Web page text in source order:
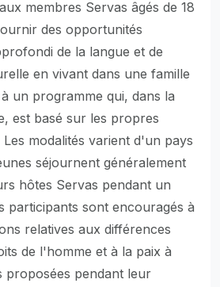
membres Servas âgés de 18
des opportunités
de la langue et de
en vivant dans une famille
un programme qui, dans la
est basé sur les propres
modalités varient d'un pays
séjournent généralement
hôtes Servas pendant un
participants sont encouragés à
relatives aux différences
de l'homme et à la paix à
proposées pendant leur